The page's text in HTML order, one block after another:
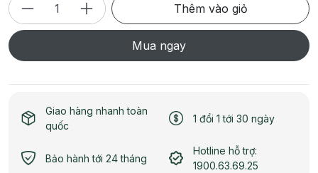
Thêm vào giỏ
Mua ngay
Giao hàng nhanh toàn
quốc
1 đổi 1 tới 30 ngày
Bảo hành tới 24 tháng
Hotline hỗ trợ:
1900.63.69.25